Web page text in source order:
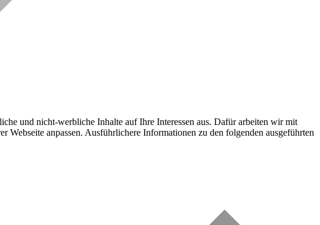
und nicht-werbliche Inhalte auf Ihre Interessen aus. Dafür arbeiten wir mit
anpassen. Ausführlichere Informationen zu den folgenden ausgeführten